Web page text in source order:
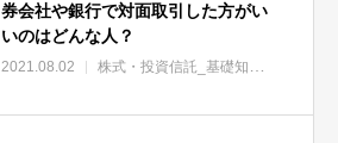
券会社や銀行で対面取引した方がい
いのはどんな人？
2021.08.02 株式・投資信託_基礎知識